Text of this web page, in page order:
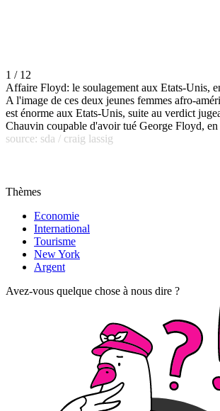
1 / 12
Affaire Floyd: le soulagement aux Etats-Unis,
A l'image de ces deux jeunes femmes afro-
est énorme aux Etats-Unis, suite au verdict
Chauvin coupable d'avoir tué George Floyd,
source: sda / craig lassig
Thèmes
Economie
International
Tourisme
New York
Argent
Avez-vous quelque chose à nous dire ?